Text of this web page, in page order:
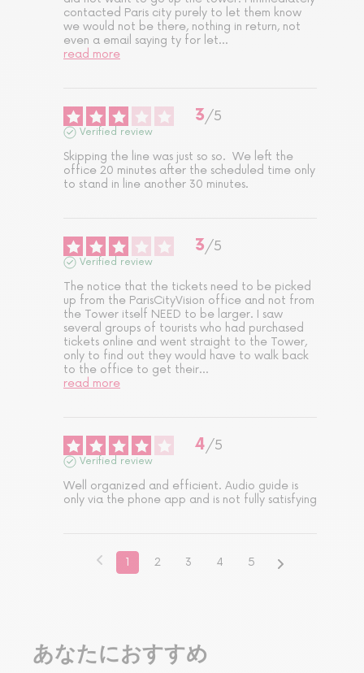
contacted Paris city purely to let them know
we would not be there, nothing in return, not
even a email saying ty for let...
read more
3/5
Verified review
Skipping the line was just so so.  We left the
office 20 minutes after the scheduled time only
to stand in line another 30 minutes.
3/5
Verified review
The notice that the tickets need to be picked
up from the ParisCityVision office and not from
the Tower itself NEED to be larger. I saw
several groups of tourists who had purchased
tickets online and went straight to the Tower,
only to find out they would have to walk back
to the office to get their...
read more
4/5
Verified review
Well organized and efficient. Audio guide is
only via the phone app and is not fully satisfying
1 2 3 4 5
あなたにおすすめ